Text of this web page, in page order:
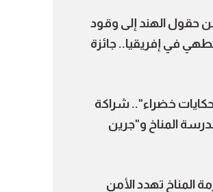
حقول الهند إلى وقود
في إفريقيا.. جائزة
"حكايات خضراء".. شراكة
المناخ و"جرين
المناخ تهدد الأمن